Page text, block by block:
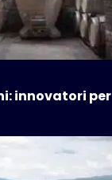
innovatori per